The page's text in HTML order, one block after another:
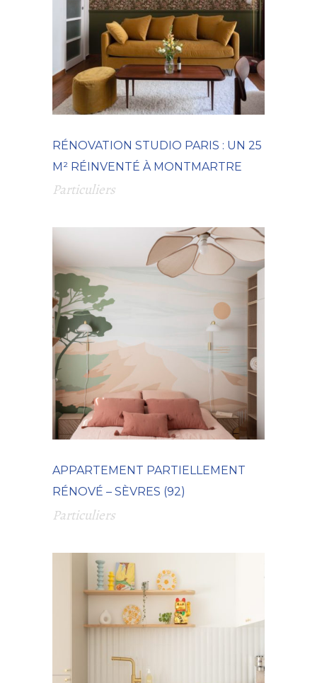
RÉNOVATION STUDIO PARIS : UN 25
M² RÉINVENTÉ À MONTMARTRE
Particuliers
APPARTEMENT PARTIELLEMENT
RÉNOVÉ – SÈVRES (92)
Particuliers